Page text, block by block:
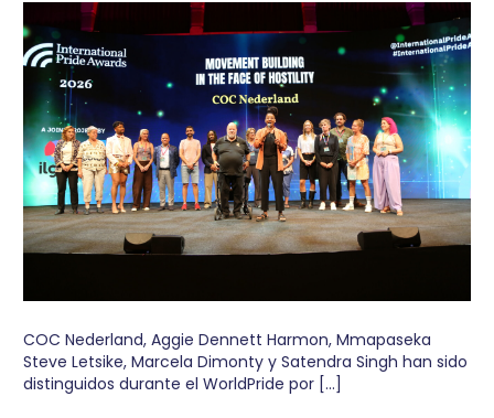
COC Nederland, Aggie Dennett Harmon, Mmapaseka
Steve Letsike, Marcela Dimonty y Satendra Singh han sido
distinguidos durante el WorldPride por […]